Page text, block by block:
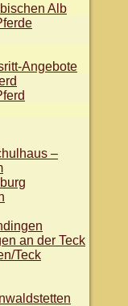
Alb
Angebote
–
an der Teck
Teck